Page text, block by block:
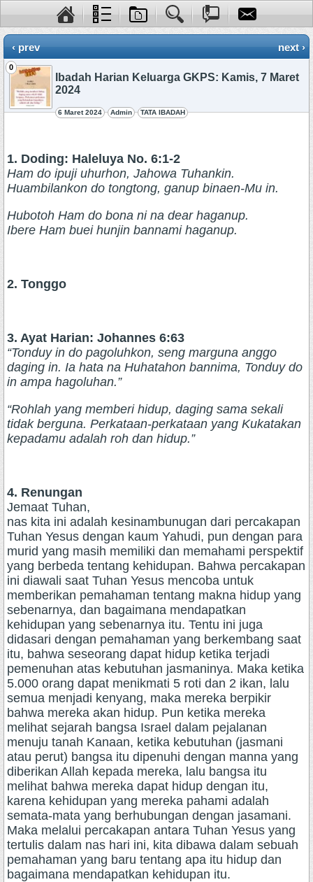
‹ prev next ›
0
Ibadah Harian Keluarga GKPS: Kamis, 7 Maret
2024
6 Maret 2024 Admin TATA IBADAH
1. Doding: Haleluya No. 6:1-2
Ham do ipuji uhurhon, Jahowa Tuhankin.
Huambilankon do tongtong, ganup binaen-Mu in.
Hubotoh Ham do bona ni na dear haganup.
Ibere Ham buei hunjin bannami haganup.
2. Tonggo
3. Ayat Harian: Johannes 6:63
“Tonduy in do pagoluhkon, seng marguna anggo
daging in. Ia hata na Huhatahon bannima, Tonduy do
in ampa hagoluhan.”
“Rohlah yang memberi hidup, daging sama sekali
tidak berguna. Perkataan-perkataan yang Kukatakan
kepadamu adalah roh dan hidup.”
4. Renungan
Jemaat Tuhan,
nas kita ini adalah kesinambunugan dari percakapan
Tuhan Yesus dengan kaum Yahudi, pun dengan para
murid yang masih memiliki dan memahami perspektif
yang berbeda tentang kehidupan. Bahwa percakapan
ini diawali saat Tuhan Yesus mencoba untuk
memberikan pemahaman tentang makna hidup yang
sebenarnya, dan bagaimana mendapatkan
kehidupan yang sebenarnya itu. Tentu ini juga
didasari dengan pemahaman yang berkembang saat
itu, bahwa seseorang dapat hidup ketika terjadi
pemenuhan atas kebutuhan jasmaninya. Maka ketika
5.000 orang dapat menikmati 5 roti dan 2 ikan, lalu
semua menjadi kenyang, maka mereka berpikir
bahwa mereka akan hidup. Pun ketika mereka
melihat sejarah bangsa Israel dalam pejalanan
menuju tanah Kanaan, ketika kebutuhan (jasmani
atau perut) bangsa itu dipenuhi dengan manna yang
diberikan Allah kepada mereka, lalu bangsa itu
melihat bahwa mereka dapat hidup dengan itu,
karena kehidupan yang mereka pahami adalah
semata-mata yang berhubungan dengan jasamani.
Maka melalui percakapan antara Tuhan Yesus yang
tertulis dalam nas hari ini, kita dibawa dalam sebuah
pemahaman yang baru tentang apa itu hidup dan
bagaimana mendapatkan kehidupan itu.